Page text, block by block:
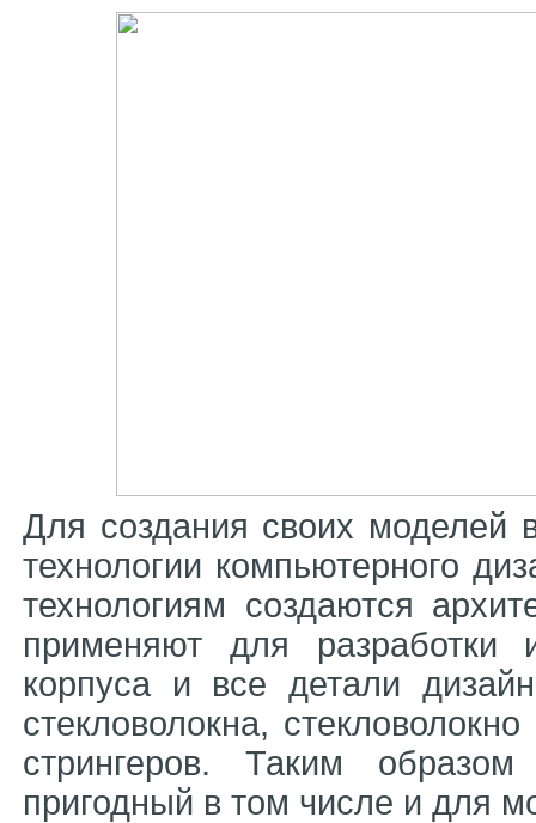
Для создания своих моделей
технологии компьютерного
технологиям создаются
применяют для разработки
корпуса и все детали
стекловолокна,
стрингеров. Таким
пригодный в том числе и для